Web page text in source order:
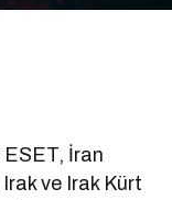
ESET, İran
ve Irak Kürt